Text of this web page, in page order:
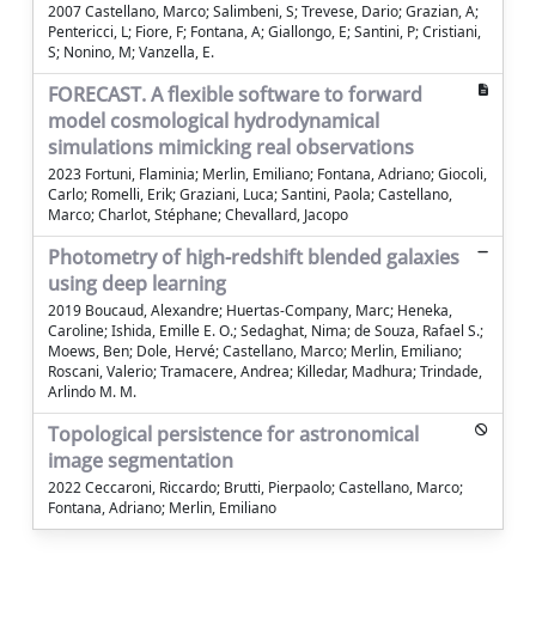
2007 Castellano, Marco; Salimbeni, S; Trevese, Dario; Grazian, A;
Pentericci, L; Fiore, F; Fontana, A; Giallongo, E; Santini, P; Cristiani,
S; Nonino, M; Vanzella, E.
FORECAST. A flexible software to forward
model cosmological hydrodynamical
simulations mimicking real observations
2023 Fortuni, Flaminia; Merlin, Emiliano; Fontana, Adriano; Giocoli,
Carlo; Romelli, Erik; Graziani, Luca; Santini, Paola; Castellano,
Marco; Charlot, Stéphane; Chevallard, Jacopo
Photometry of high-redshift blended galaxies
using deep learning
2019 Boucaud, Alexandre; Huertas-Company, Marc; Heneka,
Caroline; Ishida, Emille E. O.; Sedaghat, Nima; de Souza, Rafael S.;
Moews, Ben; Dole, Hervé; Castellano, Marco; Merlin, Emiliano;
Roscani, Valerio; Tramacere, Andrea; Killedar, Madhura; Trindade,
Arlindo M. M.
Topological persistence for astronomical
image segmentation
2022 Ceccaroni, Riccardo; Brutti, Pierpaolo; Castellano, Marco;
Fontana, Adriano; Merlin, Emiliano